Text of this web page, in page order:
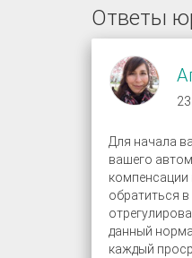
Ответы
Для начала
вашего
компенсации
обратиться
данный
каждый